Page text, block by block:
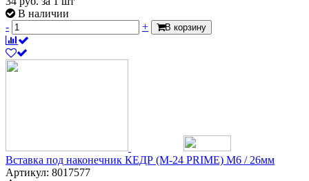
В наличии
-
+ В корзину
Вставка под наконечник КЕДР (M-24 PRIME) M6 / 26мм
Артикул: 8017577